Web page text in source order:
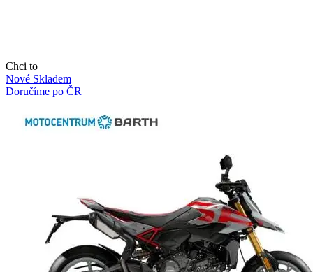
Chci to
Nové Skladem
Doručíme po ČR